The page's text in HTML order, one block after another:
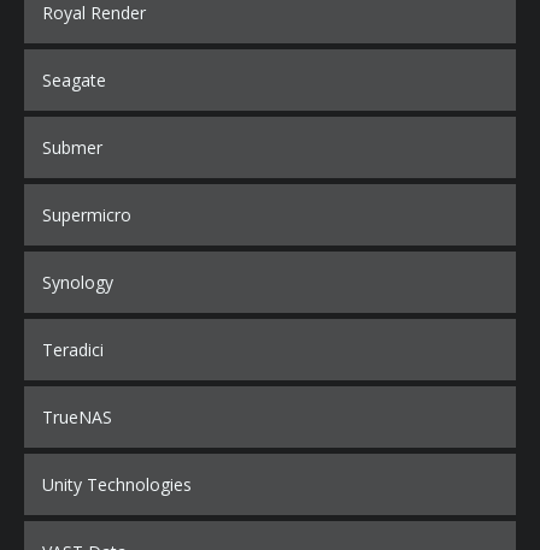
Royal Render
Seagate
Submer
Supermicro
Synology
Teradici
TrueNAS
Unity Technologies